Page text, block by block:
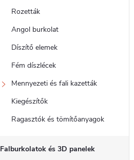
Rozetták
Angol burkolat
Díszítő elemek
Fém díszlécek
Mennyezeti és fali kazetták
Kiegészítők
Ragasztók és tömítőanyagok
Falburkolatok és 3D panelek